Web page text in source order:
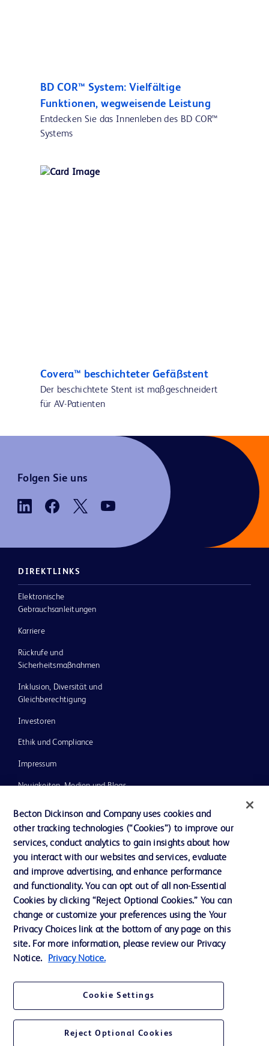
BD COR™ System: Vielfältige
Funktionen, wegweisende Leistung
Entdecken Sie das Innenleben des BD COR™
Systems
Covera™ beschichteter Gefäßstent
Der beschichtete Stent ist maßgeschneidert
für AV-Patienten
Folgen Sie uns
DIREKTLINKS
Elektronische
Gebrauchsanleitungen
Karriere
Rückrufe und
Sicherheitsmaßnahmen
Inklusion, Diversität und
Gleichberechtigung
Investoren
Ethik und Compliance
Impressum
Neuigkeiten, Medien und Blogs
Unser Unternehmen
AGB
Kontaktieren Sie uns
Cookie-Einstellungen
Datenschutz
Nutzungsbedingungen
© 2026 BD. Alle Rechte vorbehalten. BD und das BD-Logo sind Marken von
Becton Dickinson and Company uses cookies and
other tracking technologies (“Cookies”) to improve our
services, conduct analytics to gain insights about how
you interact with our websites and services, evaluate
and improve advertising, and enhance performance
and functionality. You can opt out of all non-Essential
Cookies by clicking “Reject Optional Cookies.” You can
change or customize your preferences using the Your
Privacy Choices link at the bottom of any page on this
site. For more information, please review our Privacy
Notice.
Privacy Notice.
Cookie Settings
Reject Optional Cookies